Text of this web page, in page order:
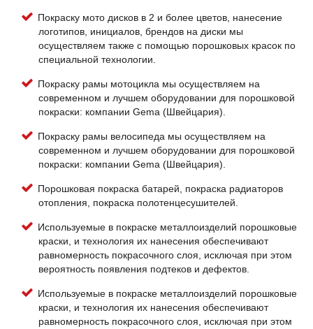
Покраску мото дисков в 2 и более цветов, нанесение
логотипов, инициалов, брендов на диски мы
осуществляем также с помощью порошковых красок по
специальной технологии.
Покраску рамы мотоцикла мы осуществляем на
современном и лучшем оборудовании для порошковой
покраски: компании Gema (Швейцария).
Покраску рамы велосипеда мы осуществляем на
современном и лучшем оборудовании для порошковой
покраски: компании Gema (Швейцария).
Порошковая покраска батарей, покраска радиаторов
отопления, покраска полотенцесушителей.
Используемые в покраске металлоизделий порошковые
краски, и технология их нанесения обеспечивают
равномерность покрасочного слоя, исключая при этом
вероятность появления подтеков и дефектов.
Используемые в покраске металлоизделий порошковые
краски, и технология их нанесения обеспечивают
равномерность покрасочного слоя, исключая при этом